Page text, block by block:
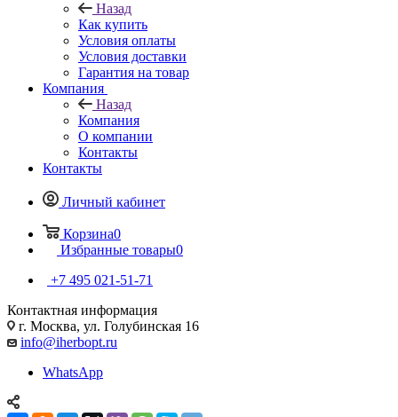
Назад
Как купить
Условия оплаты
Условия доставки
Гарантия на товар
Компания
Назад
Компания
О компании
Контакты
Контакты
Личный кабинет
Корзина0
Избранные товары0
+7 495 021-51-71
Контактная информация
г. Москва, ул. Голубинская 16
info@iherbopt.ru
WhatsApp